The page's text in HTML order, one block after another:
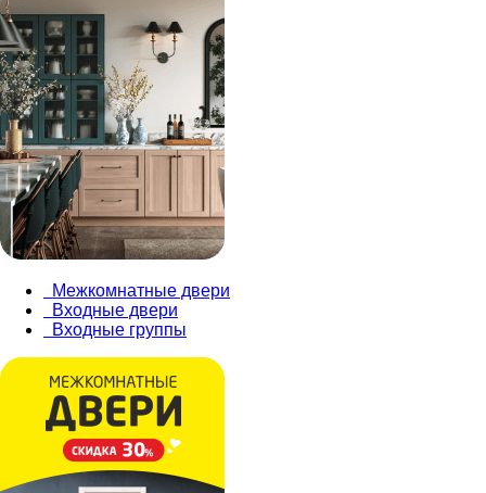
Межкомнатные двери
Входные двери
Входные группы